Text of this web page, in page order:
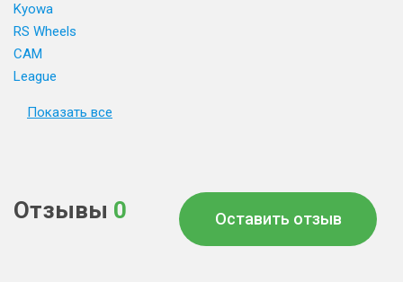
Kyowa
RS Wheels
CAM
League
Показать все
Отзывы 0 Оставить отзыв